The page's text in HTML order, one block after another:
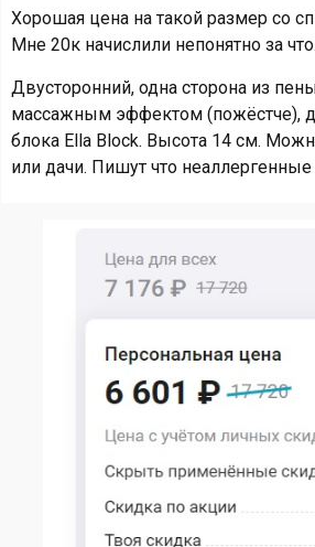
Хорошая цена на такой размер со
Мне 20к начислили непонятно за что.
Двусторонний, одна сторона из
массажным эффектом (пожёстче),
блока Ella Block. Высота 14 см.
или дачи. Пишут что